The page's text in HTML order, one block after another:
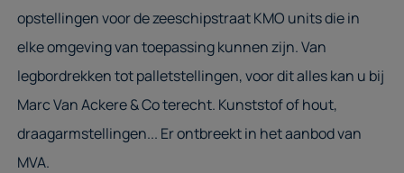
opstellingen voor de zeeschipstraat KMO units die in
elke omgeving van toepassing kunnen zijn. Van
legbordrekken tot palletstellingen, voor dit alles kan u bij
Marc Van Ackere & Co terecht. Kunststof of hout,
draagarmstellingen... Er ontbreekt in het aanbod van
MVA.